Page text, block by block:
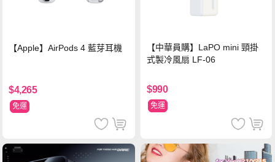
【Apple】AirPods 4 藍芽耳機
$4,265
免運
【中華員購】LaPO mini 頸掛
式製冷風扇 LF-06
$990
免運